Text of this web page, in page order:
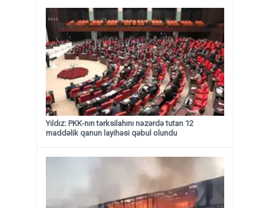
Yıldız: PKK-nın tərksilahını nəzərdə tutan 12
maddəlik qanun layihəsi qəbul olundu ​​​​​​​